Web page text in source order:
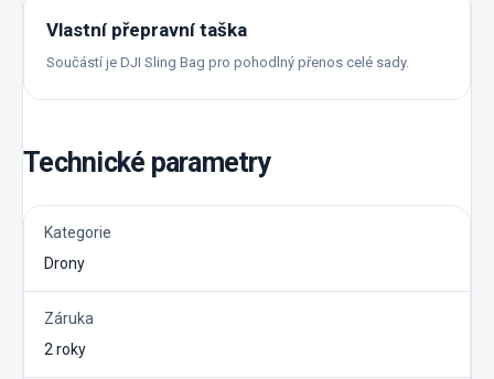
Vlastní přepravní taška
Součástí je DJI Sling Bag pro pohodlný přenos celé sady.
Technické parametry
Kategorie
Drony
Záruka
2 roky